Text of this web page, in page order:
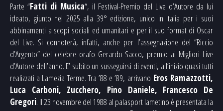
Parte “Fatti di Musica“, il Festival-Premio del Live d’Autore da lui
ideato, giunto nel 2025 alla 39° edizione, unico in Italia per i suoi
abbinamenti a scopi sociali ed umanitari e per il suo format di Oscar
del Live. Si connoterà, infatti, anche per l’assegnazione del “Riccio
d’Argento” del celebre orafo Gerardo Sacco, premio ai Migliori Live
d’Autore dell’anno. E’ subito un susseguirsi di eventi, all’inizio quasi tutti
realizzati a Lamezia Terme. Tra ’88 e ’89, arrivano Eros Ramazzotti,
Luca Carboni, Zucchero, Pino Daniele, Francesco De
Gregori. Il 23 novembre del 1988 al palasport lametino è presentata la